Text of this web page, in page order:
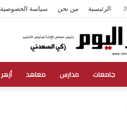
الرئيسية من نحن سياسة الخصوصية
جامعات مدارس معاهد أزهر